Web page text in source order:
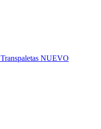
Transpaletas NUEVO